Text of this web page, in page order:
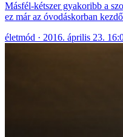
Másfél-kétszer gyakoribb a
ez már az óvodáskorban
életmód
2016. április 23.